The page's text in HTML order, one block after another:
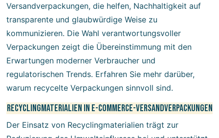
Versandverpackungen, die helfen, Nachhaltigkeit auf
transparente und glaubwürdige Weise zu
kommunizieren. Die Wahl verantwortungsvoller
Verpackungen zeigt die Übereinstimmung mit den
Erwartungen moderner Verbraucher und
regulatorischen Trends. Erfahren Sie mehr darüber,
warum recycelte Verpackungen sinnvoll sind.
Recyclingmaterialien in E-Commerce-Versandverpackungen
Der Einsatz von Recyclingmaterialien trägt zur